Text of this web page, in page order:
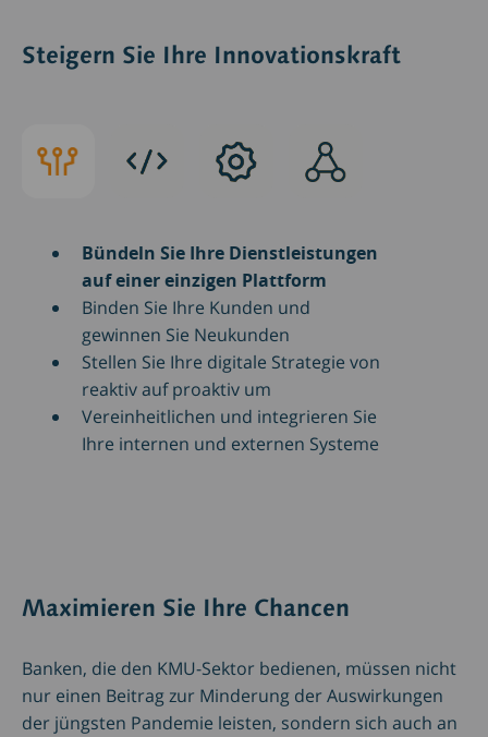
Steigern Sie Ihre Innovationskraft
Bündeln Sie Ihre Dienstleistungen
auf einer einzigen Plattform
Binden Sie Ihre Kunden und
gewinnen Sie Neukunden
Stellen Sie Ihre digitale Strategie von
reaktiv auf proaktiv um
Vereinheitlichen und integrieren Sie
Ihre internen und externen Systeme
Steigern
Sie
Porttitor
at
Praesent
sapien
Pro
eget
Maximieren Sie Ihre Chancen
Banken, die den KMU-Sektor bedienen, müssen nicht
nur einen Beitrag zur Minderung der Auswirkungen
der jüngsten Pandemie leisten, sondern sich auch an